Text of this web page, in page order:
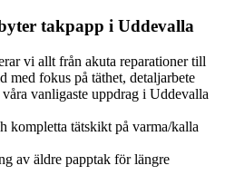
takpapp i Uddevalla
vi allt från akuta reparationer till
med fokus på täthet, detaljarbete
vanligaste uppdrag i Uddevalla
kompletta tätskikt på varma/kalla
av äldre papptak för längre